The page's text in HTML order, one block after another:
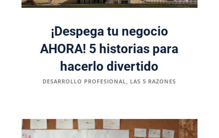
¡Despega tu negocio
AHORA! 5 historias para
hacerlo divertido
DESARROLLO PROFESIONAL LAS 5 RAZONES